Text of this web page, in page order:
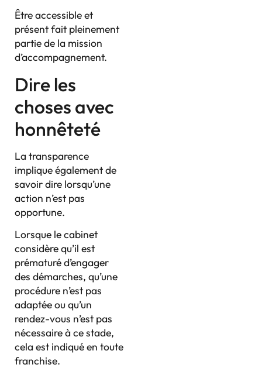
Être accessible et
présent fait pleinement
partie de la mission
d’accompagnement.
Dire les
choses avec
honnêteté
La transparence
implique également de
savoir dire lorsqu’une
action n’est pas
opportune.
Lorsque le cabinet
considère qu’il est
prématuré d’engager
des démarches, qu’une
procédure n’est pas
adaptée ou qu’un
rendez-vous n’est pas
nécessaire à ce stade,
cela est indiqué en toute
franchise.